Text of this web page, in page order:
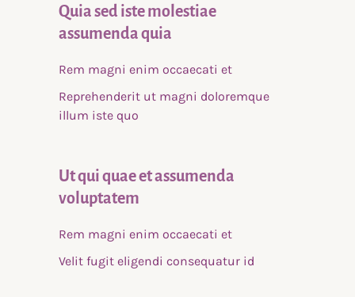
Quia sed iste molestiae
assumenda quia
Rem magni enim occaecati et
Reprehenderit ut magni doloremque
illum iste quo
Ut qui quae et assumenda
voluptatem
Rem magni enim occaecati et
Velit fugit eligendi consequatur id